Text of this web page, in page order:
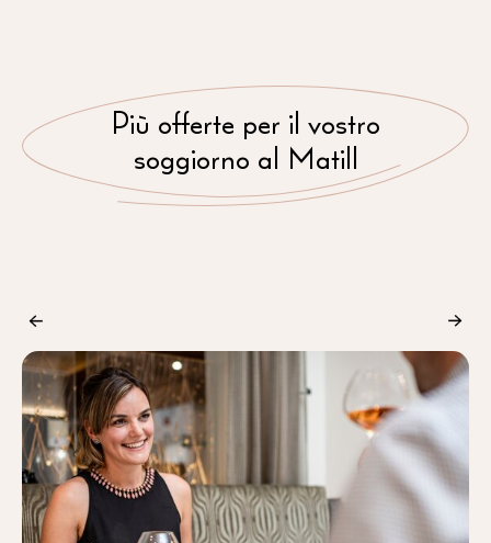
Più offerte per il vostro
soggiorno al Matill